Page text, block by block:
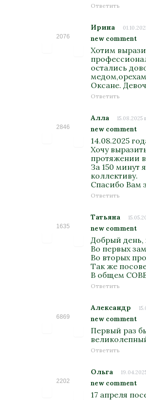
Ответить
2076
Ирина
new comment
Хотим
остались
Оксане.
Ответить
2846
Алла 15.08.2025
new comment
14.08.2025
Хочу
протяжении
За 150 минут
коллективу.
Спасибо Вам
Ответить
1635
Татьяна
new comment
Добрый день,
Во первых
Во вторых
Так же
В общем
Ответить
6869
Александр
new comment
Первый раз
Ответить
2202
Ольга
new comment
17 апреля